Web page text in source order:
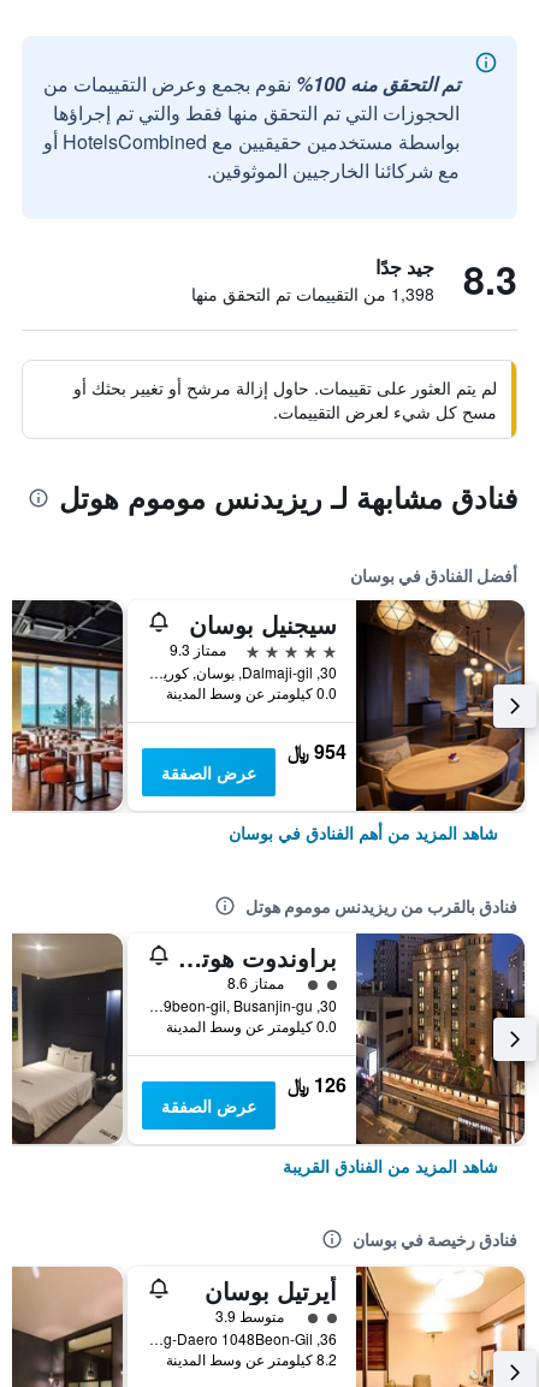
تم التحقق منه 100%
نقوم بجمع وعرض التقييمات من
الحجوزات التي تم التحقق منها فقط والتي تم إجراؤها
بواسطة مستخدمين حقيقيين مع HotelsCombined أو
مع شركائنا الخارجيين الموثوقين.
8.3 جيد جدًا
1,398 من التقييمات تم التحقق منها
لم يتم العثور على تقييمات. حاول إزالة مرشح أو تغيير بحثك أو
مسح كل شيء لعرض التقييمات.
فنادق مشابهة لـ ريزيدنس موموم هوتل
أفضل الفنادق في بوسان
سيجنيل بوسان
5 نجوم
ممتاز 9.3
30, Dalmaji-gil, بوسان, كوريا الجنوبية
0.0 كيلومتر عن وسط المدينة
954 ﷼
عرض الصفقة
شاهد المزيد من أهم الفنادق في بوسان
فنادق بالقرب من ريزيدنس موموم هوتل
براوندوت هوتل - سيوميون
تقييم فئة 2
ممتاز 8.6
30, Seojeon-ro 9beon-gil, Busanjin-gu, بوسان, كوريا الجنوبية
0.0 كيلومتر عن وسط المدينة
126 ﷼
عرض الصفقة
شاهد المزيد من الفنادق القريبة
فنادق رخيصة في بوسان
أيرتيل بوسان
تقييم فئة 2متوسط 3.9
36, Nakdong-Daero 1048Beon-Gil, بوسان, كوريا الجنوبية
8.2 كيلومتر عن وسط المدينة